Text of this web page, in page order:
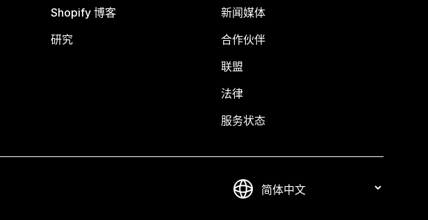
Shopify 博客
研究
新闻媒体
合作伙伴
联盟
法律
服务状态